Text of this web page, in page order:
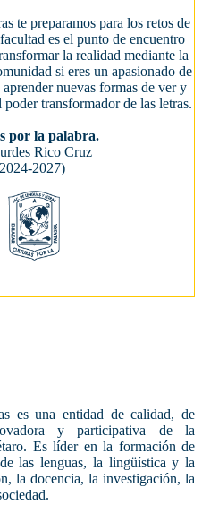
te preparamos para los retos de
es el punto de encuentro
la realidad mediante la
si eres un apasionado de
nuevas formas de ver y
transformador de las letras.
por la palabra.
Rico Cruz
2027)
es una entidad de calidad, de
y participativa de la
Es líder en la formación de
las lenguas, la lingüística y la
la docencia, la investigación, la